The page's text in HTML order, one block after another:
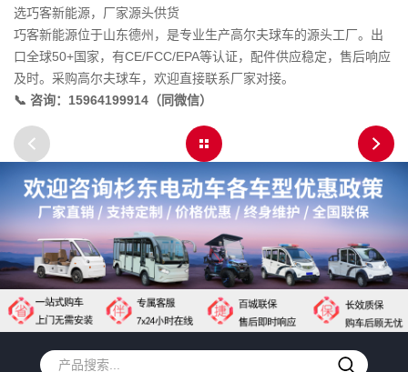
选巧客新能源，厂家源头供货
巧客新能源位于山东德州，是专业生产高尔夫球车的源头工厂。出
口全球50+国家，有CE/FCC/EPA等认证，配件供应稳定，售后响应
及时。采购高尔夫球车，欢迎直接联系厂家对接。
📞 咨询：15964199914（同微信）